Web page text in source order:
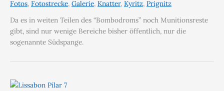
Fotos, Fotostrecke, Galerie, Knatter, Kyritz, Prignitz
Da es in weiten Teilen des “Bombodroms” noch Munitionsreste
gibt, sind nur wenige Bereiche bisher öffentlich, nur die
sogenannte Südspange.